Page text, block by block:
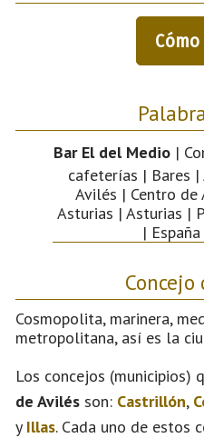
Bar El del Medio |
cafeterías | Bares |
Avilés | Centro de
Asturias | Asturias |
|
Concejo
Cosmopolita, marinera,
metropolitana, así es la
Los concejos (municipios)
de Avilés son: Castrillón,
y Illas. Cada uno de estos